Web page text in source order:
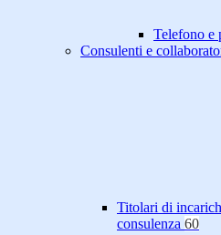
Telefono e
Consulenti e
Titolari di
consulenza 60